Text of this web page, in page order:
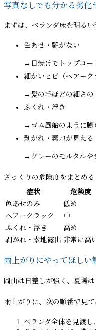
写真なしでも分かる劣化
まずは、ベランダ床を明る
色あせ・艶がない
→日焼けでトップコー
細かいヒビ（ヘアーク
→髪の毛ほどの細さの
ふくれ・浮き
→ゴム風船のように膨
剥がれ・素地が見える
→グレーのモルタルや
ざっくりの危険度をまとめ
症状
危険度
色あせのみ
低め
ヘアークラック
中
ふくれ・浮き
高め
剥がれ・素地露出 非常に高
雨上がりにやってほしい
岡山は日差しが強く、夏場
雨上がりに、次の順番で見て
ベランダ全体を見渡し